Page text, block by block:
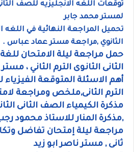
توقعات اللغه الانجليزيه للصف الثاني
لمستر محمد جابر
تحميل المراجعة النهائية في اللغه
الثانوي ,مراجعة مستر عماد عباس .
حمل مراجعة ليلة الامتحان
الثانى الثانوى الترم الثاني ،
أهم الاسئلة المتوقعة الفيزياء
الترم الثانى,ملخص ومراجعة
مذكرة الكيمياء الصف الثانى
,مذكرة المنار للاستاذ محمود
مراجعة ليلة إمتحان تفاضل
ثانى , مستر ناصر ابو زيد